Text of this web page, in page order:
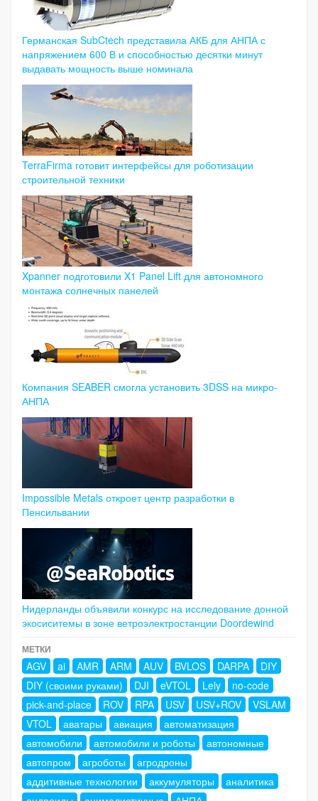
Германская SubCtech представила АКБ для АНПА с
напряжением 600 В и способностью десятки минут
выдавать мощность выше номинала
TerraFirma готовит интерфейсы для роботизации
строительной техники
Xpanner подготовили X1 Panel Lift для автономного
монтажа солнечных панелей
Компания SEABER смогла установить 3DSS на микро-
АНПА
Impossible Metals откроет центр разработки в
Пенсильвании
Нидерланды объявили конкурс на исследование донной
экосиситемы в зоне ветроэлектростанции Doordewind
МЕТКИ
AGV ai AMR ARM AUV BVLOS DARPA
DIY
DIY (своими руками)
DJI eVTOL Lely
no-code
pick-and-place
ROV RPA USV USV+ROV
VSLAM
VTOL
аватары авиация
автоматизация
автомобили
автомобили и роботы
автономные
автопром
агроботы
агродроны
аддитивные технологии
аккумуляторы
аналитика